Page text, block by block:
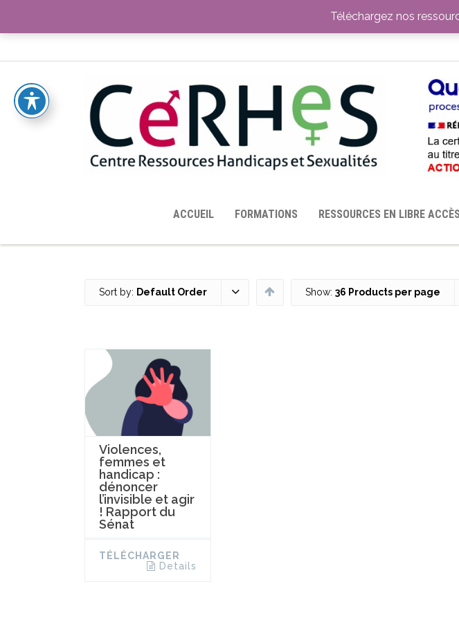
TOUTES LES RESSOURCES MISES À DISPOSITION PAR LE CERHES®
ACCUEIL FORMATIONS RESSOURCES EN LIBRE ACCÈS
Sort by: Default Order Show: 36 Products per page
Violences,
femmes et
handicap :
dénoncer
l’invisible et agir
! Rapport du
Sénat
TÉLÉCHARGER
Details
Téléchargez nos